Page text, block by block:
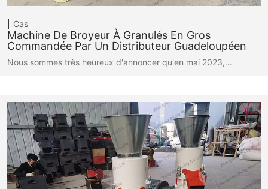
Cas
Machine De Broyeur À Granulés En Gros
Commandée Par Un Distributeur Guadeloupéen
Nous sommes très heureux d'annoncer qu'en mai 2023,…